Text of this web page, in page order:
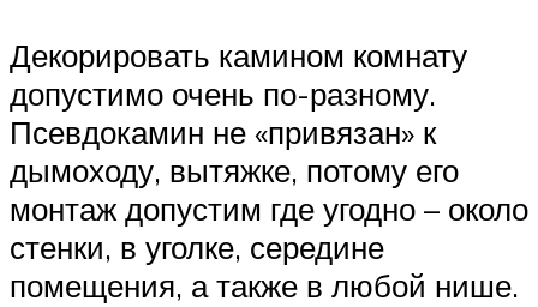
Декорировать камином комнату
допустимо очень по-разному.
Псевдокамин не «привязан» к
дымоходу, вытяжке, потому его
монтаж допустим где угодно – около
стенки, в уголке, середине
помещения, а также в любой нише.